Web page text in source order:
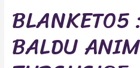
BLANKET05
BALDU